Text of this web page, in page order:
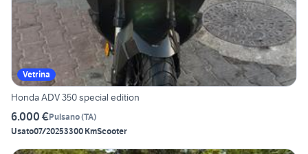
Vetrina
Honda ADV 350 special edition
6.000 €Pulsano(TA)
Usato07/20253300 KmScooter